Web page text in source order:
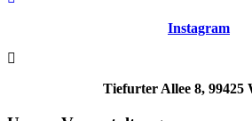
Instagram
Tiefurter Allee 8, 99425